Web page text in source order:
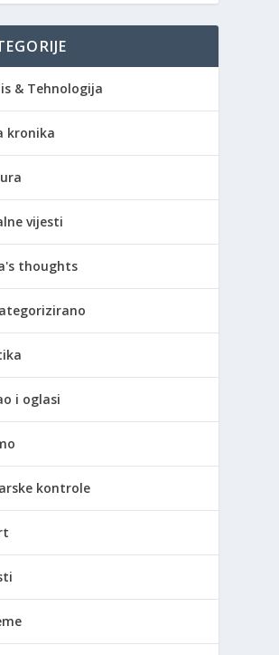
& Tehnologija
kronika
vijesti
thoughts
i oglasi
kontrole